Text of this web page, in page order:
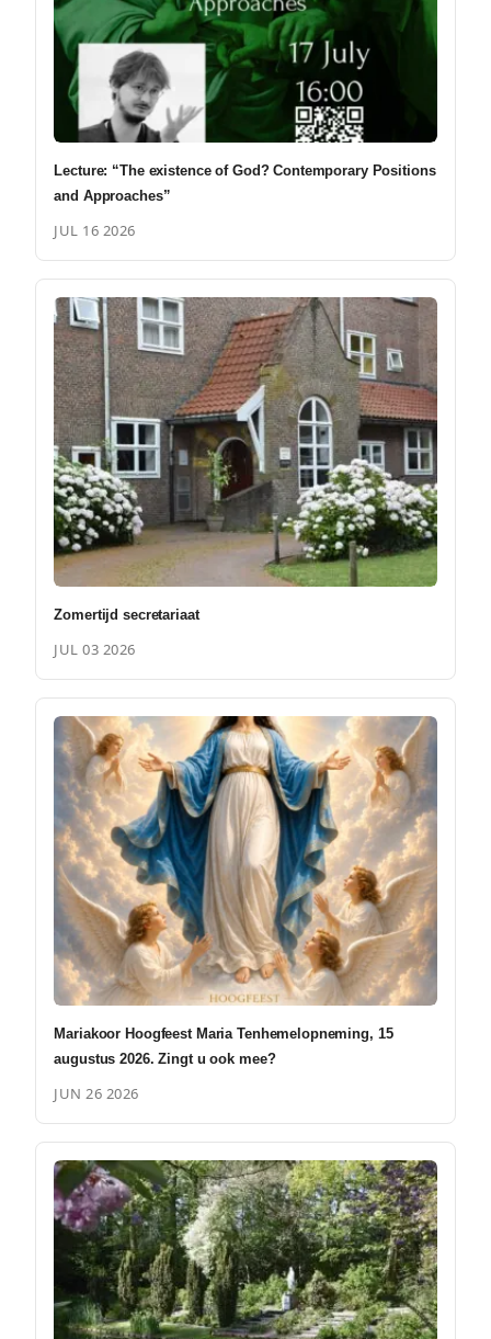
Lecture: “The existence of God? Contemporary Positions
and Approaches”
JUL 16 2026
Zomertijd secretariaat
JUL 03 2026
Mariakoor Hoogfeest Maria Tenhemelopneming, 15
augustus 2026. Zingt u ook mee?
JUN 26 2026